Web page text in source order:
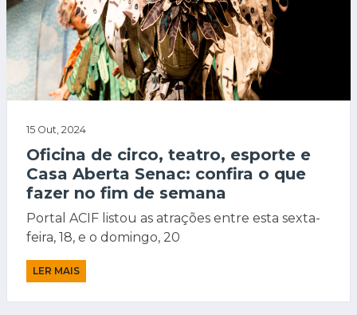
15 Out, 2024
Oficina de circo, teatro, esporte e
Casa Aberta Senac: confira o que
fazer no fim de semana
Portal ACIF listou as atrações entre esta sexta-
feira, 18, e o domingo, 20
LER MAIS